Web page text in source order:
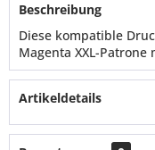
Beschreibung
Diese kompatible
Magenta XXL-Patrone
Artikeldetails